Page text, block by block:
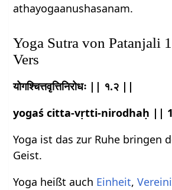
athayogaanushasanam.
Yoga Sutra von Patanjali
Vers
योगश्चित्तवृत्तिनिरोधः || १.२ ||
yogaś citta-vṛtti-nirodhaḥ ||
Yoga ist das zur Ruhe bringen
Geist.
Yoga heißt auch Einheit,